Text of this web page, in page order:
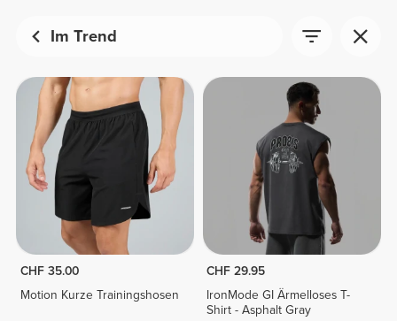
Im Trend
CHF 35.00
Motion Kurze Trainingshosen
CHF 29.95
IronMode GI Ärmelloses T-
Shirt - Asphalt Gray